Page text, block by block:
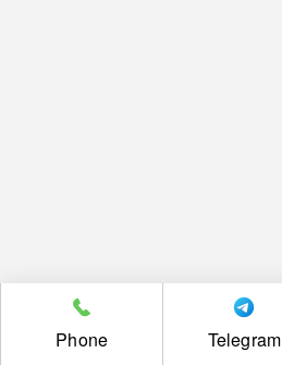
Phone Telegram